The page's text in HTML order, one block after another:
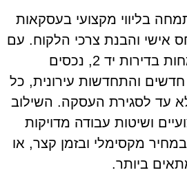
בליווי מקצועי בעסקאות
אישי והבנת צרכי הלקוח. עם
ניסיון רב שנים והתמחות בדירות יד 2, נכסים
והתחדשות עירונית, כל
עד לסגירת העסקה. השילוב
ושיטות עבודה מדויקות
מקסימלי ובזמן קצר, או
ביותר.